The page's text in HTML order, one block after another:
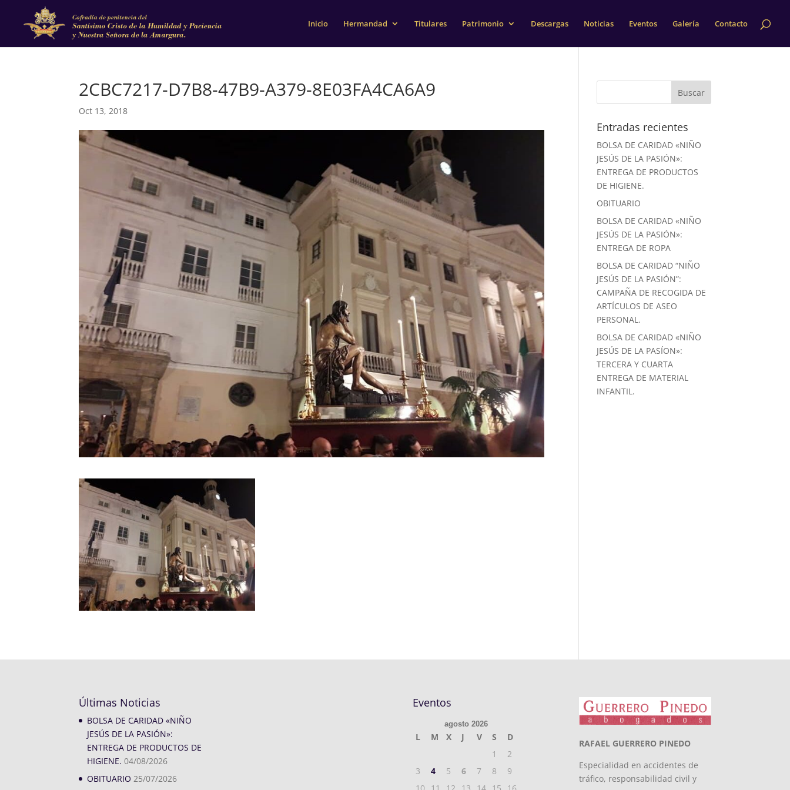
Inicio Hermandad Titulares Patrimonio Descargas Noticias Eventos Galería Contacto
2CBC7217-D7B8-47B9-A379-8E03FA4CA6A9
Oct 13, 2018
Entradas recientes
BOLSA DE CARIDAD «NIÑO
JESÚS DE LA PASIÓN»:
ENTREGA DE PRODUCTOS
DE HIGIENE.
OBITUARIO
BOLSA DE CARIDAD «NIÑO
JESÚS DE LA PASIÓN»:
ENTREGA DE ROPA
BOLSA DE CARIDAD “NIÑO
JESÚS DE LA PASIÓN”:
CAMPAÑA DE RECOGIDA DE
ARTÍCULOS DE ASEO
PERSONAL.
BOLSA DE CARIDAD «NIÑO
JESÚS DE LA PASÍON»:
TERCERA Y CUARTA
ENTREGA DE MATERIAL
INFANTIL.
Últimas Noticias
BOLSA DE CARIDAD «NIÑO
JESÚS DE LA PASIÓN»:
ENTREGA DE PRODUCTOS DE
HIGIENE. 04/08/2026
OBITUARIO 25/07/2026
Eventos
agosto 2026
L M X J V S
D
1
2
3
4 5 6 7 8
9
RAFAEL GUERRERO PINEDO
Especialidad en accidentes de
tráfico, responsabilidad civil y